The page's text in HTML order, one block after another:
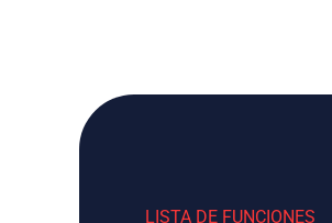
LISTA DE FUNCIONES